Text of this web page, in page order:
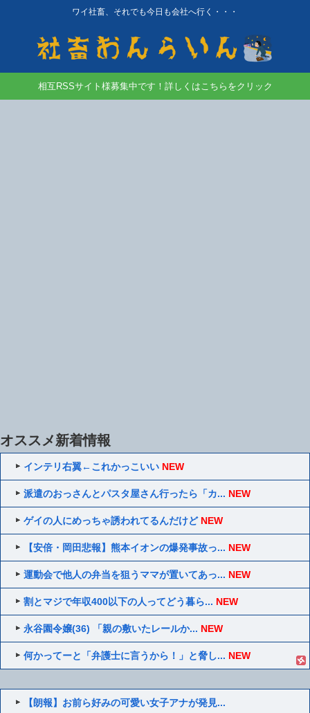
ワイ社畜、それでも今日も会社へ行く・・・
相互RSSサイト様募集中です！詳しくはこちらをクリック
オススメ新着情報
インテリ右翼←これかっこいい NEW
派遣のおっさんとパスタ屋さん行ったら「カ... NEW
ゲイの人にめっちゃ誘われてるんだけど NEW
【安倍・岡田悲報】熊本イオンの爆発事故っ... NEW
運動会で他人の弁当を狙うママが置いてあっ... NEW
割とマジで年収400以下の人ってどう暮ら... NEW
永谷園令嬢(36) 「親の敷いたレールか... NEW
何かってーと「弁護士に言うから！」と脅し... NEW
【朗報】お前ら好みの可愛い女子アナが発見...